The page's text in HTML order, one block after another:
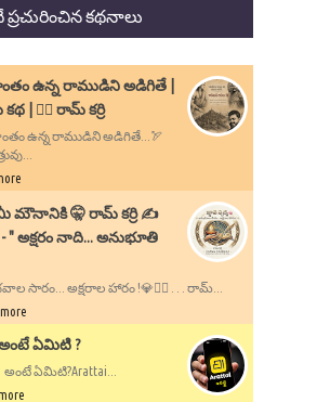
ప్రచురించిన కథనాలు
ఉన్న రాముడిని అడిగితే |
| ✍🏻 రామ్ కర్రి
ఉన్న రాముడిని అడిగితే...🏹
మీ మౌనానికి 🤫 రామ్ కర్రి ✍️
- ​" అక్షరం నాది... అనుభూతి
సారం... అక్షరాల హారం !💎✍🏻 . . . రామ్...
అంటే ఏమిటి ?
అంటే ఏమిటి?Arattai...